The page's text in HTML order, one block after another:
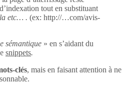
tout en substituant
etc… . (ex: http://…com/avis-
sémantique » en s’aidant du
snippets.
clés, mais en faisant attention à ne